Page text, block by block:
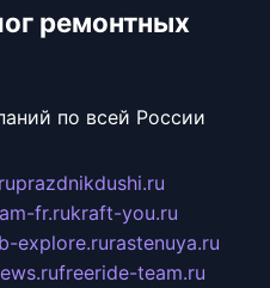
ремонтных
по всей России
prazdnikdushi.ru
fr.rukraft-you.ru
explore.rurastenuya.ru
freeride-team.ru